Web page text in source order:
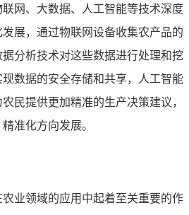
网、大数据、人工智能等技术深度
展，通过物联网设备收集农产品的
分析技术对这些数据进行处理和挖
数据的安全存储和共享，人工智能
民提供更加精准的生产决策建议，
准化方向发展。
业领域的应用中起着至关重要的作